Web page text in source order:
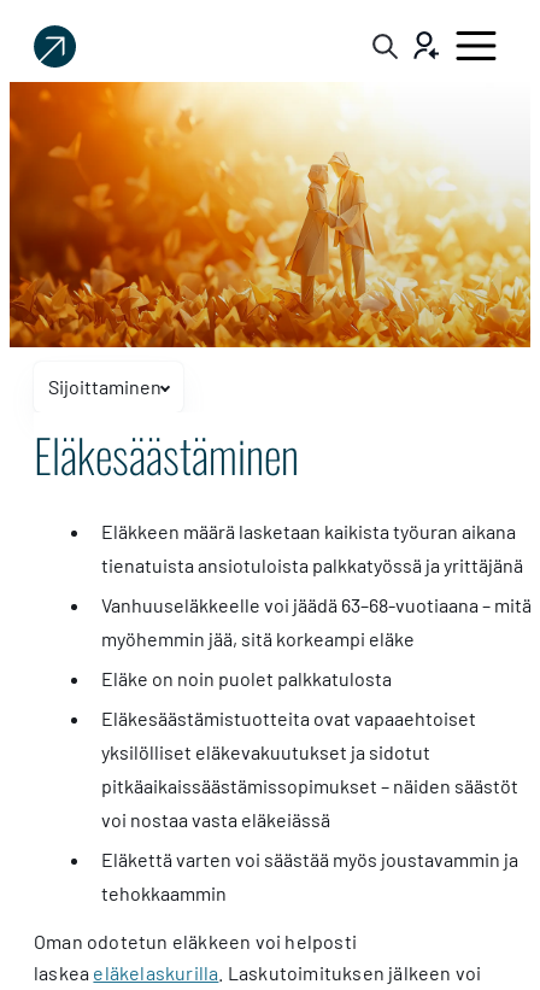
Sijoittaja.fi
Tee
parempia
sijoituspäätöksiä
Sijoittaminen
Näytä tai piilota navigaatio
Eläkesäästäminen
Eläkesäästäminen
Eläkkeen määrä lasketaan kaikista työuran aikana
tienatuista ansiotuloista palkkatyössä ja yrittäjänä
Vanhuuseläkkeelle voi jäädä 63–68-vuotiaana – mitä
myöhemmin jää, sitä korkeampi eläke
Eläke on noin puolet palkkatulosta
Eläkesäästämistuotteita ovat vapaaehtoiset
yksilölliset eläkevakuutukset ja sidotut
pitkäaikaissäästämissopimukset – näiden säästöt
voi nostaa vasta eläkeiässä
Eläkettä varten voi säästää myös joustavammin ja
tehokkaammin
Oman odotetun eläkkeen voi helposti
laskea eläkelaskurilla . Laskutoimituksen jälkeen voi